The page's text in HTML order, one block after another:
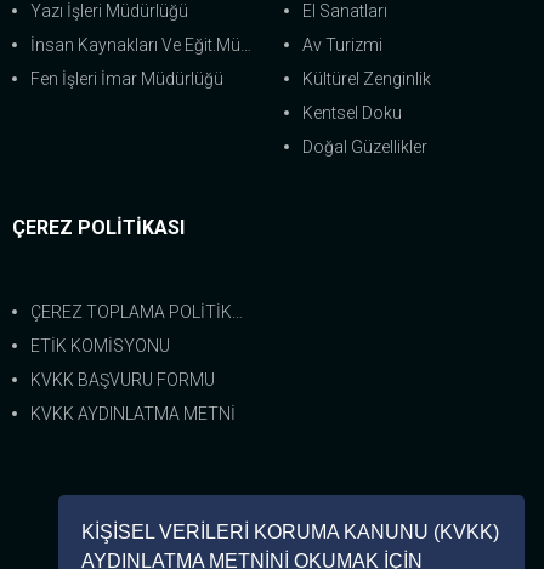
KİŞİSEL VERİLERİ KORUMA KANUNU (KVKK)
AYDINLATMA METNİNİ OKUMAK İÇİN
Yazı İşleri Müdürlüğü
İnsan Kaynakları Ve Eğit.Müdürlüğü
Fen İşleri İmar Müdürlüğü
El Sanatları
Av Turizmi
Kültürel Zenginlik
Kentsel Doku
Doğal Güzellikler
ÇEREZ POLİTİKASI
ÇEREZ TOPLAMA POLİTİKASI
ETİK KOMİSYONU
KVKK BAŞVURU FORMU
KVKK AYDINLATMA METNİ
Bize Ulaşın
0 (226) 462-8333